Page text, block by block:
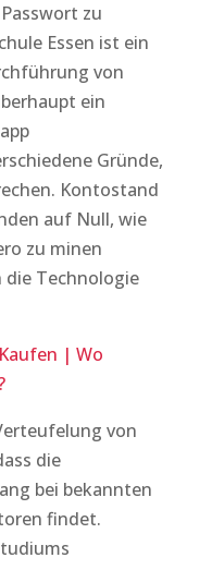
zu
Essen ist ein
von
ein
Gründe,
Kontostand
auf Null, wie
zu minen
die Technologie
| Wo
von
die
bei bekannten
findet.